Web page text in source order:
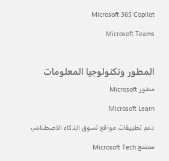
Microsoft 365 Copilot
Microsoft Teams
المطور وتكنولوجيا المعلومات
مطور Microsoft
Microsoft Learn
دعم تطبيقات مواقع تسوق الذكاء الاصطناعي
مجتمع Microsoft Tech